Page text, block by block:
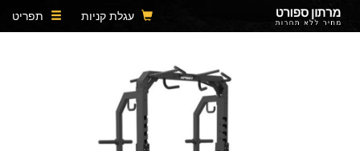
עגלת קניות תפריט